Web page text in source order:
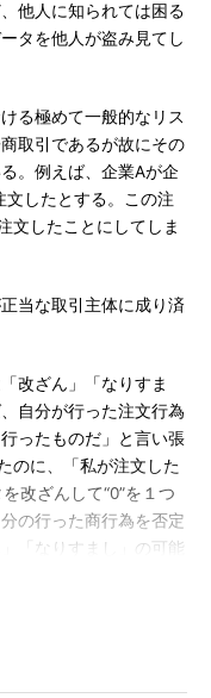
他人に知られては困る
タを他人が盗み見てし
る極めて一般的なリス
商取引であるが故にその
。例えば、企業Aが企
文したとする。この注
文したことにしてしま
当な取引主体に成り済
改ざん」「なりすま
自分が行った注文行為
ったものだ」と言い張
のに、「私が注文した
改ざんして“0”を１つ
の行った商行為を否定
「なりすまし」の可能
押印した書類を取り交
ターネット上では歴然